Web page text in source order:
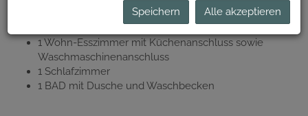
1 Eingangsbereich/Vorraum mit Garderoben-Nische
1 WC mit Waschbecken
1 Wohn-Esszimmer mit Küchenanschluss sowie
Waschmaschinenanschluss
1 Schlafzimmer
1 BAD mit Dusche und Waschbecken
Speichern Alle akzeptieren